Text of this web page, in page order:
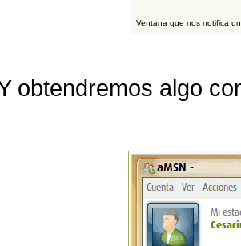
Ventana que nos notifica
obtendremos algo